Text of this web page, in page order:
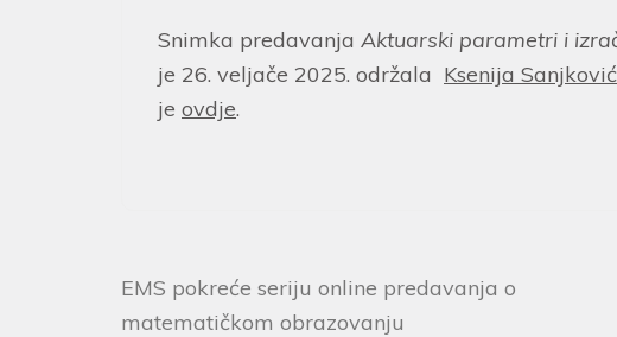
Snimka predavanja Aktuarski parametri i
je 26. veljače 2025. održala Ksenija Sanjković
je ovdje.
EMS pokreće seriju online predavanja o
matematičkom obrazovanju